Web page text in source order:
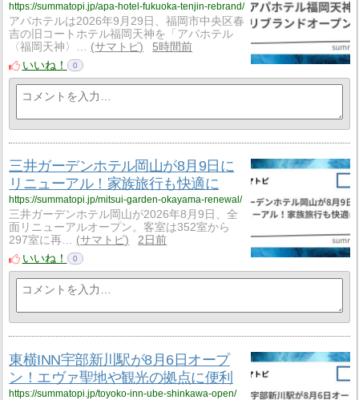
https://summatopi.jp/apa-hotel-fukuoka-tenjin-rebrand/
アパホテルは2026年9月29日、福岡市中央区春
吉の旧コートホテル福岡天神を「アパホテル
〈福岡天神〉…
サマトピ
5時間前
いいね！
0
三井ガーデンホテル岡山が8月9日に
リニューアル！家族旅行も快適に
https://summatopi.jp/mitsui-garden-okayama-renewal/
三井ガーデンホテル岡山が2026年8月9日、全
面リニューアルオープン。客室は352室から
297室に再…
サマトピ
2日前
いいね！
0
東横INN宇部新川駅が8月6日オープ
ン！エヴァ聖地や観光の拠点に便利
https://summatopi.jp/toyoko-inn-ube-shinkawa-open/